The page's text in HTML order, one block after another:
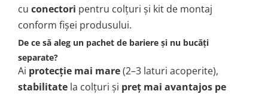
cu conectori pentru colțuri și kit de montaj
conform fișei produsului.
De ce să aleg un pachet de bariere și nu bucăți
separate?
Ai protecție mai mare(2–3 laturi acoperite),
stabilitate la colțuri și preț mai avantajos pe